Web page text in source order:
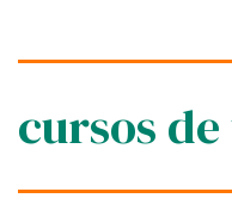
cursos